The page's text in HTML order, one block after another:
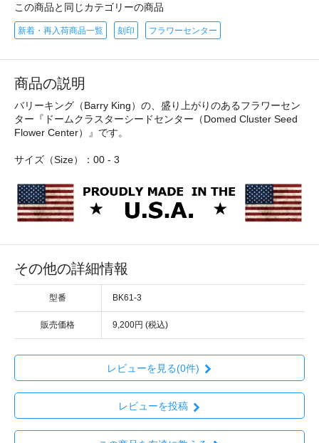
この商品と同じカテゴリーの商品
新着・再入荷商品一覧 刻印 フラワーセンター
商品の説明
バリーキング（Barry King）の、盛り上がりのあるフラワーセン
ター『ドームクラスターシードセンター（Domed Cluster Seed
Flower Center）』です。
サイズ（Size）：00 - 3
その他の詳細情報
型番 BK61-3
販売価格 9,200円 (税込)
レビューを見る(0件)
レビューを投稿